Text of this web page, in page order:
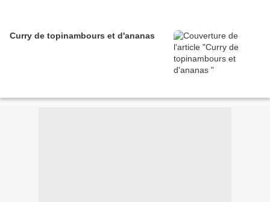
Curry de topinambours et d'ananas